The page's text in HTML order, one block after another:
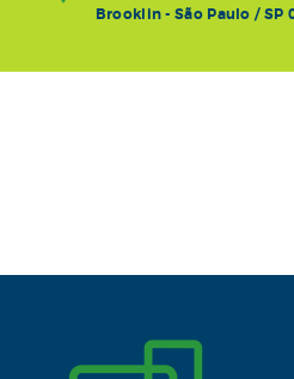
Brooklin - São Paulo / SP